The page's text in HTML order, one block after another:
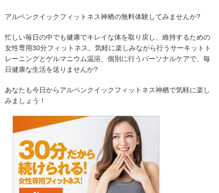
アルペンクイックフィットネス神栖の無料体験してみませんか?
忙しい毎日の中でも健康でキレイな体を取り戻し、維持するための
女性専用30分フィットネス。気軽に楽しみながら行うサーキットト
レーニングとゲルマニウム温浴、個別に行うパーソナルケアで、毎
日健康な生活を送りませんか?
あなたも今日からアルペンクイックフィットネス神栖で気軽に楽し
みましょう！